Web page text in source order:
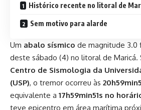
Histórico recente no litoral de
Sem motivo para alarde
Um abalo sísmico de magnitude 3.0
deste sábado (4) no litoral de Maricá.
Centro de Sismologia da
(USP), o tremor ocorreu às
equivalente a 17h59min51s no
teve epicentro em área marítima